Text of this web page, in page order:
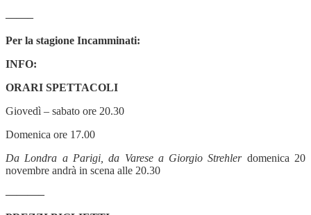
——–
Per la stagione Incamminati:
INFO:
ORARI SPETTACOLI
Giovedì – sabato ore 20.30
Domenica ore 17.00
Da Londra a Parigi, da Varese a Giorgio Strehlerdomenica 20
novembre andrà in scena alle 20.30
———–